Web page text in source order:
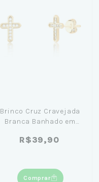
Brinco Cruz Cravejada
Branca Banhado em
R$39,90
Comprar